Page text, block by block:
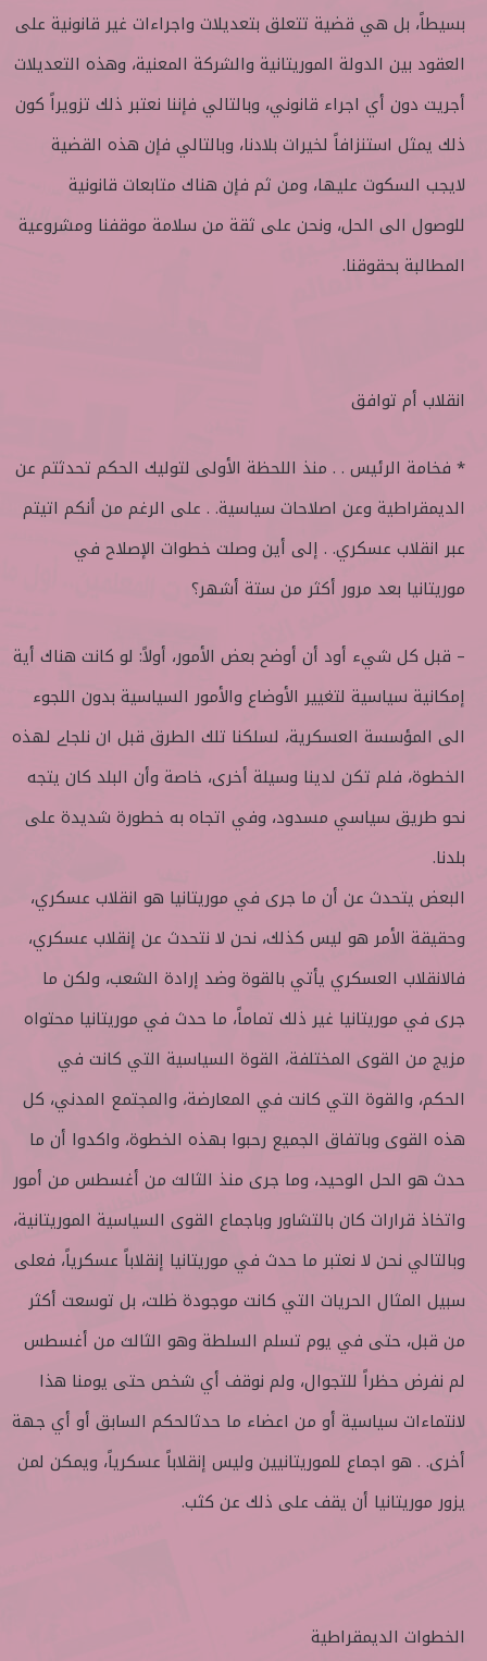
بسيطاً، بل هي قضية تتعلق بتعديلات واجراءات غير قانونية على
العقود بين الدولة الموريتانية والشركة المعنية، وهذه التعديلات
أجريت دون أي اجراء قانوني، وبالتالي فإننا نعتبر ذلك تزويراً كون
ذلك يمثل استنزافاً لخيرات بلادنا، وبالتالي فإن هذه القضية
لايجب السكوت عليها، ومن ثم فإن هناك متابعات قانونية
للوصول الى الحل، ونحن على ثقة من سلامة موقفنا ومشروعية
المطالبة بحقوقنا.
انقلاب أم توافق
* فخامة الرئيس . . منذ اللحظة الأولى لتوليك الحكم تحدثتم عن
الديمقراطية وعن اصلاحات سياسية. . على الرغم من أنكم اتيتم
عبر انقلاب عسكري. . إلى أين وصلت خطوات الإصلاح في
موريتانيا بعد مرور أكثر من ستة أشهر؟
– قبل كل شيء أود أن أوضح بعض الأمور، أولاً: لو كانت هناك أية
إمكانية سياسية لتغيير الأوضاع والأمور السياسية بدون اللجوء
الى المؤسسة العسكرية، لسلكنا تلك الطرق قبل ان نلجاے لهذه
الخطوة، فلم تكن لدينا وسيلة أخرى، خاصة وأن البلد كان يتجه
نحو طريق سياسي مسدود، وفي اتجاه به خطورة شديدة على
بلدنا.
البعض يتحدث عن أن ما جرى في موريتانيا هو انقلاب عسكري،
وحقيقة الأمر هو ليس كذلك، نحن لا نتحدث عن إنقلاب عسكري،
فالانقلاب العسكري يأتي بالقوة وضد إرادة الشعب، ولكن ما
جرى في موريتانيا غير ذلك تماماً، ما حدث في موريتانيا محتواه
مزيج من القوى المختلفة، القوة السياسية التي كانت في
الحكم، والقوة التي كانت في المعارضة، والمجتمع المدني، كل
هذه القوى وباتفاق الجميع رحبوا بهذه الخطوة، واكدوا أن ما
حدث هو الحل الوحيد، وما جرى منذ الثالث من أغسطس من أمور
واتخاذ قرارات كان بالتشاور وباجماع القوى السياسية الموريتانية،
وبالتالي نحن لا نعتبر ما حدث في موريتانيا إنقلاباً عسكرياً، فعلى
سبيل المثال الحريات التي كانت موجودة ظلت، بل توسعت أكثر
من قبل، حتى في يوم تسلم السلطة وهو الثالث من أغسطس
لم نفرض حظراً للتجوال، ولم نوقف أي شخص حتى يومنا هذا
لانتماءات سياسية أو من اعضاء ما حدثالحكم السابق أو أي جهة
أخرى. . هو اجماع للموريتانيين وليس إنقلاباً عسكرياً، ويمكن لمن
يزور موريتانيا أن يقف على ذلك عن كثب.
الخطوات الديمقراطية